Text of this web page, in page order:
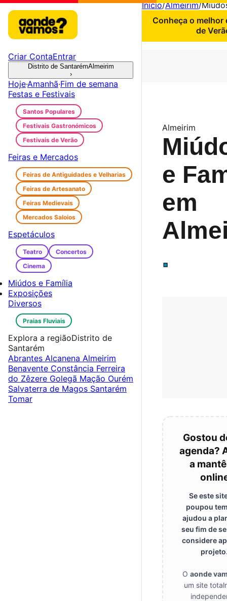
Início/Almeirim/
Conheça o melhor
de
Almeirim
e
em
.
Gostou
agenda?
a
Se este
poupou
ajudou a
seu fim de
considere
O aonde
um site
Criar ContaEntrar
Distrito de SantarémAlmeirim
›
Hoje·Amanhã·Fim de semana
Festas e Festivais
Santos Populares
Festivais Gastronómicos
Festivais de Verão
Feiras e Mercados
Feiras de Antiguidades e Velharias
Feiras de Artesanato
Feiras Medievais
Mercados Saloios
Espetáculos
Teatro
Concertos
Cinema
Miúdos e Família
Exposições
Diversos
Praias Fluviais
Explora a regiãoDistrito de
Santarém
Abrantes Alcanena Almeirim
Benavente Constância Ferreira
do Zêzere Golegã Mação Ourém
Salvaterra de Magos Santarém
Tomar